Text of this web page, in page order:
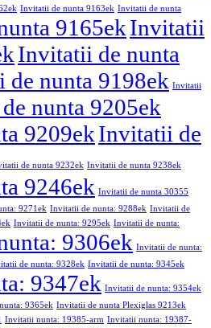
Invitatii de nunta 9163ek Invitatii de nunta
9165ekInvitatii
Invitatii de nunta
nunta 9198ek Invitatii
nunta 9205ek
9209ekInvitatii de
de nunta 9232ek Invitatii de nunta 9238ek
9246ek Invitatii de nunta 30355
9271ek Invitatii de nunta: 9288ek Invitatii de
Invitatii de nunta: 9295ek Invitatii de nunta:
9306ek Invitatii de nunta:
de nunta: 9328ek Invitatii de nunta: 9345ek
9347ek Invitatii de nunta: 9354ek
9365ek Invitatii de nunta Plexiglas 9213ek
Invitatii nunta: 19385-arm Invitatii nunta: 19387-